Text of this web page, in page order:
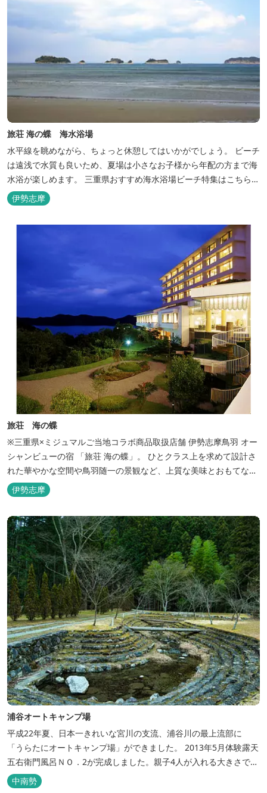
旅荘 海の蝶 海水浴場
水平線を眺めながら、ちょっと休憩してはいかがでしょう。 ビーチ
は遠浅で水質も良いため、夏場は小さなお子様から年配の方まで海
水浴が楽しめます。 三重県おすすめ海水浴場ビーチ特集はこちら
🏖三重の海水浴場ビーチ特集 プー...
伊勢志摩
旅荘 海の蝶
※三重県×ミジュマルご当地コラボ商品取扱店舗 伊勢志摩鳥羽 オー
シャンビューの宿 「旅荘 海の蝶」。 ひとクラス上を求めて設計さ
れた華やかな空間や鳥羽随一の景観など、上質な美味とおもてなし
をお約束します。 海の蝶ならではのゆとりの休日をお過ごし下さい
ませ。
伊勢志摩
浦谷オートキャンプ場
平成22年夏、日本一きれいな宮川の支流、浦谷川の最上流部に
「うらたにオートキャンプ場」ができました。 2013年5月体験露天
五右衛門風呂ＮＯ．2が完成しました。親子4人が入れる大きさで
す。中には腰掛けもあり、ゆっくり、星やホタルを見る事ができま
す。ひのきの香り漂う特製五右衛門風呂を自分で沸かし、入浴しま
中南勢